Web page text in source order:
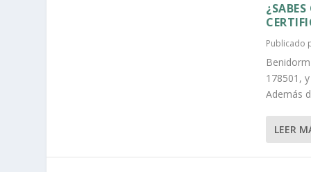
Publicado
178501,
Además
LEER